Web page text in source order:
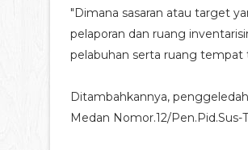
"Dimana sasaran atau target
pelaporan dan ruang
pelabuhan serta ruang tempat
Ditambahkannya,
Medan Nomor.12/